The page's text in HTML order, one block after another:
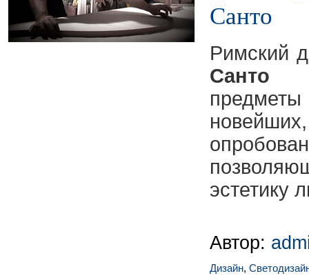
Санто
Римский
Санто
предметы
эстетику
Автор:
Дизайн,